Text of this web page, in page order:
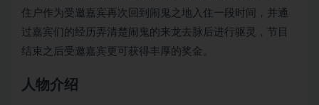
住户作为受邀嘉宾再次回到闹鬼之地入住一段时间，并通
过嘉宾们的经历弄清楚闹鬼的来龙去脉后进行驱灵，节目
结束之后受邀嘉宾更可获得丰厚的奖金。
人物介绍